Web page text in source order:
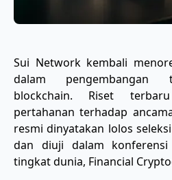
Sui Network kembali
dalam pengembangan
blockchain. Riset
pertahanan terhadap
resmi dinyatakan lolos
dan diuji dalam
tingkat dunia, Financial